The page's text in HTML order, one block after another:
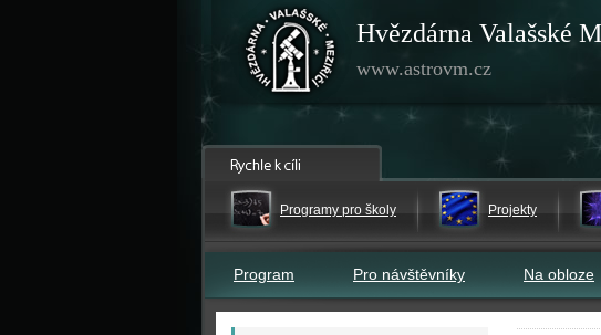
Hvězdárna Valašské
www.astrovm.cz
Programy pro školy Projekty
Program Pro návštěvníky Na obloze